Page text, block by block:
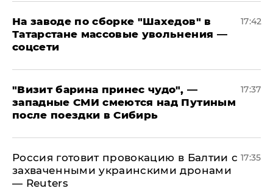
На заводе по сборке "Шахедов" в
Татарстане массовые увольнения —
соцсети
17:42
"Визит барина принес чудо", —
западные СМИ смеются над Путиным
после поездки в Сибирь
17:37
​Россия готовит провокацию в Балтии с
захваченными украинскими дронами
— Reuters
17:35